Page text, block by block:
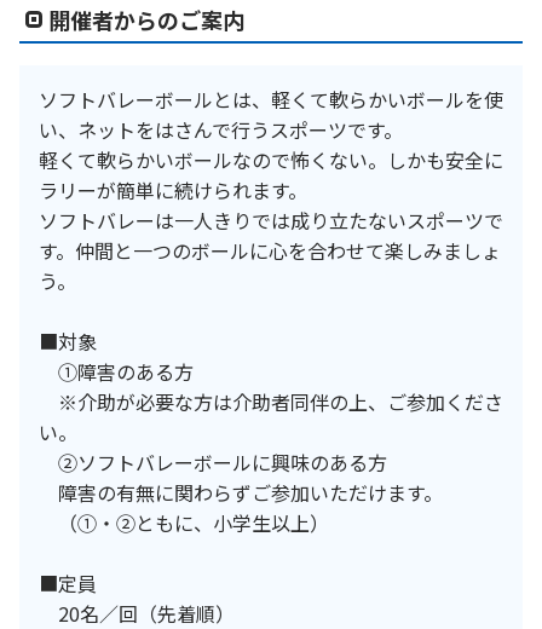
開催者からのご案内
ソフトバレーボールとは、軽くて軟らかいボールを使
い、ネットをはさんで行うスポーツです。
軽くて軟らかいボールなので怖くない。しかも安全に
ラリーが簡単に続けられます。
ソフトバレーは一人きりでは成り立たないスポーツで
す。仲間と一つのボールに心を合わせて楽しみましょ
う。
■対象
①障害のある方
※介助が必要な方は介助者同伴の上、ご参加くださ
い。
②ソフトバレーボールに興味のある方
障害の有無に関わらずご参加いただけます。
（①・②ともに、小学生以上）
■定員
20名／回（先着順）